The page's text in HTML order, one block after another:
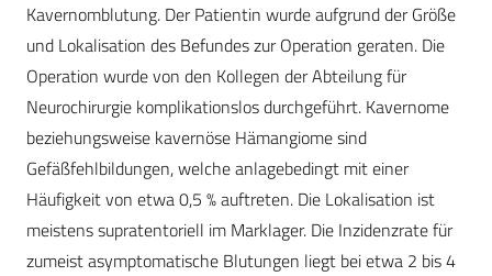
Kavernomblutung. Der Patientin wurde aufgrund der Größe
und Lokalisation des Befundes zur Operation geraten. Die
Operation wurde von den Kollegen der Abteilung für
Neurochirurgie komplikationslos durchgeführt. Kavernome
beziehungsweise kavernöse Hämangiome sind
Gefäßfehlbildungen, welche anlagebedingt mit einer
Häufigkeit von etwa 0,5 % auftreten. Die Lokalisation ist
meistens supratentoriell im Marklager. Die Inzidenzrate für
zumeist asymptomatische Blutungen liegt bei etwa 2 bis 4